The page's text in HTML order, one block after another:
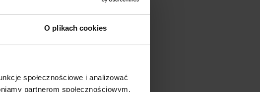
O plikach cookies
społecznościowe i analizować
partnerom społecznościowym,